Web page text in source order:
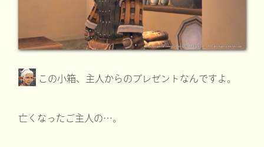
この小箱、主人からのプレゼントなんですよ。
亡くなったご主人の…。